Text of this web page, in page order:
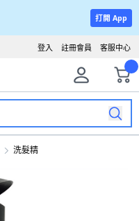
打開 App
客服中心
註冊會員
登入
洗髮精